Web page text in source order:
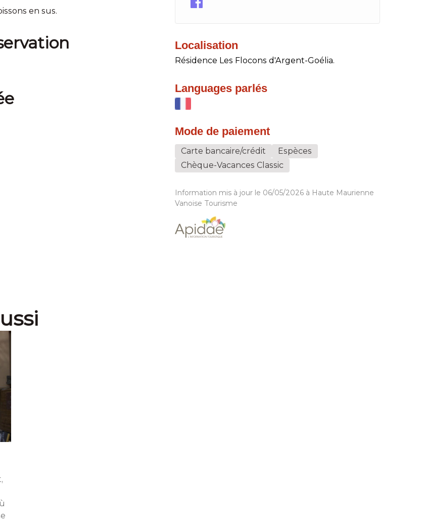
en sus.
Localisation
Résidence Les Flocons d'Argent-Goélia.
Languages parlés
Mode de paiement
Carte bancaire/crédit
Espèces
Chèque-Vacances Classic
Information mis à jour le 06/05/2026 à Haute Maurienne
Vanoise Tourisme